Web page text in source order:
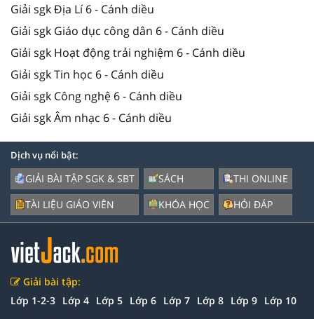
Giải sgk Địa Lí 6 - Cánh diều
Giải sgk Giáo dục công dân 6 - Cánh diều
Giải sgk Hoạt động trải nghiệm 6 - Cánh diều
Giải sgk Tin học 6 - Cánh diều
Giải sgk Công nghệ 6 - Cánh diều
Giải sgk Âm nhạc 6 - Cánh diều
Dịch vụ nổi bật:
GIẢI BÀI TẬP SGK & SBT
TÀI LIỆU GIÁO VIÊN
SÁCH
KHÓA HỌC
THI ONLINE
HỎI ĐÁP
Giải bài tập:
Lớp 1-2-3 Lớp 4 Lớp 5 Lớp 6 Lớp 7 Lớp 8 Lớp 9 Lớp 10